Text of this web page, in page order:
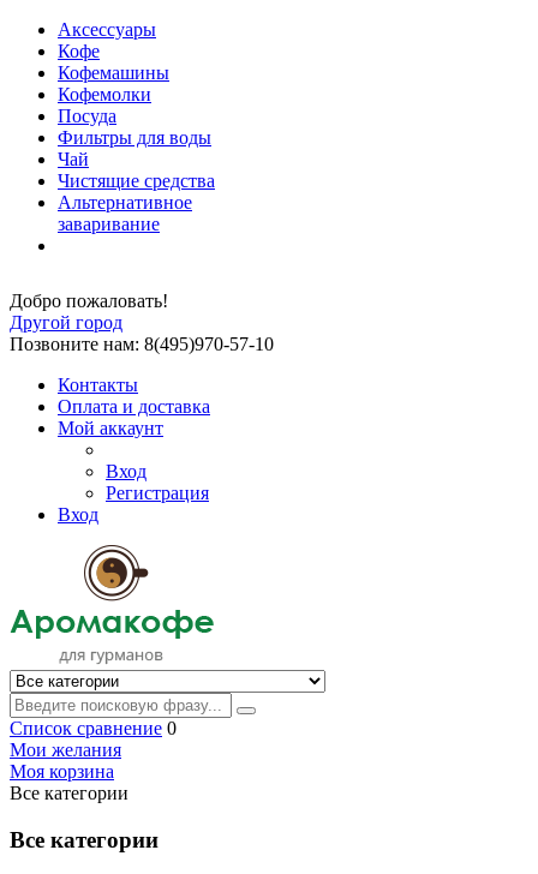
Аксессуары
Кофе
Кофемашины
Кофемолки
Посуда
Фильтры для воды
Чай
Чистящие средства
Альтернативное
заваривание
Добро пожаловать!
Другой город
Позвоните нам: 8(495)970-57-10
Контакты
Оплата и доставка
Мой аккаунт
Вход
Регистрация
Вход
Список сравнение 0
Мои желания
Моя корзина
Все категории
Все категории